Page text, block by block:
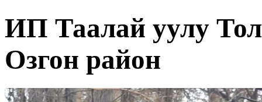
ИП Таалай уулу
Озгон район